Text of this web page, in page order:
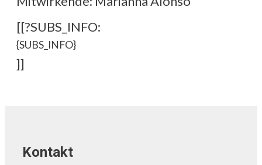
[[?SUBS_INFO:
{SUBS_INFO}
]]
Kontakt